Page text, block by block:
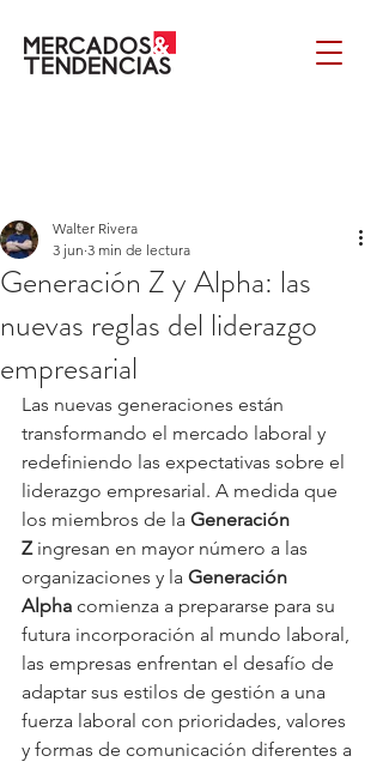
Generación Z y Alpha: las
nuevas reglas del liderazgo
empresarial
Walter Rivera
3 jun 3 min de lectura
Las nuevas generaciones están
transformando el mercado laboral y
redefiniendo las expectativas sobre el
liderazgo empresarial. A medida que
los miembros de la Generación
Z ingresan en mayor número a las
organizaciones y la Generación
Alpha comienza a prepararse para su
futura incorporación al mundo laboral,
las empresas enfrentan el desafío de
adaptar sus estilos de gestión a una
fuerza laboral con prioridades, valores
y formas de comunicación diferentes a